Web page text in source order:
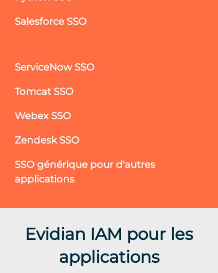
Salesforce SSO
ServiceNow SSO
Tomcat SSO
Webex SSO
Zendesk SSO
SSO générique pour d'autres
applications
Evidian IAM pour les
applications